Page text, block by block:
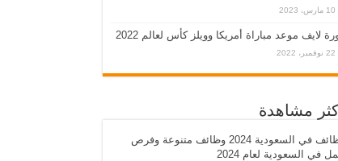
10 مارس، 2023
لايف موعد مباراة أمريكا وويلز كأس لعالم 2022
22 نوفمبر، 2022
مشاهدة
وظائف في السعودية 2024 وظائف متنوعة وفرص
في السعودية لعام 2024